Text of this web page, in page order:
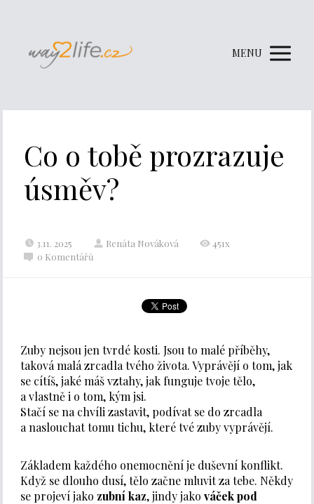
MENU
Co o tobě prozrazuje
úsměv?
3.11. 2025 Renáta Nováková
451x
0 Komentářů
Zuby nejsou jen tvrdé kosti. Jsou to malé příběhy,
taková malá zrcadla tvého života. Vyprávějí o tom, jak
se cítíš, jaké máš vztahy, jak funguje tvoje tělo,
a vlastně i o tom, kým jsi.
Stačí se na chvíli zastavit, podívat se do zrcadla
a naslouchat tomu tichu, které tvé zuby vyprávějí.
Základem každého onemocnění je duševní konflikt.
Když se dlouho dusí, tělo začne mluvit za tebe. Někdy
se projeví jako zubní kaz, jindy jakováček pod